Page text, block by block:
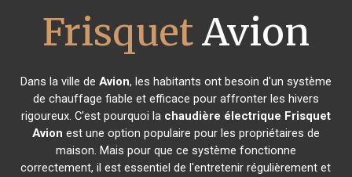
FrisquetAvion
Dans la ville de Avion, les habitants ont besoin d'un système
de chauffage fiable et efficace pour affronter les hivers
rigoureux. C'est pourquoi la chaudière électrique Frisquet
Avion est une option populaire pour les propriétaires de
maison. Mais pour que ce système fonctionne
correctement, il est essentiel de l'entretenir régulièrement et